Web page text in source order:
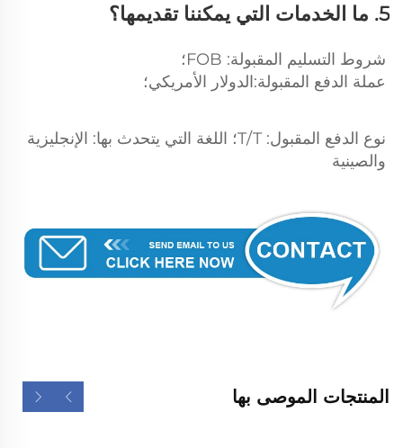
5. ما الخدمات التي يمكننا تقديمها؟
شروط التسليم المقبولة: FOB؛
عملة الدفع المقبولة:الدولار الأمريكي؛
والصينية
المنتجات الموصى بها